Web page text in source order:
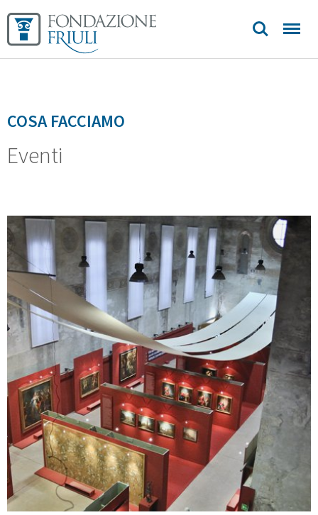
contatti
COSA FACCIAMO
Eventi